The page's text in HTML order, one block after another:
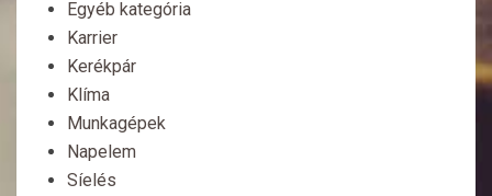
Egyéb kategória
Karrier
Kerékpár
Klíma
Munkagépek
Napelem
Síelés